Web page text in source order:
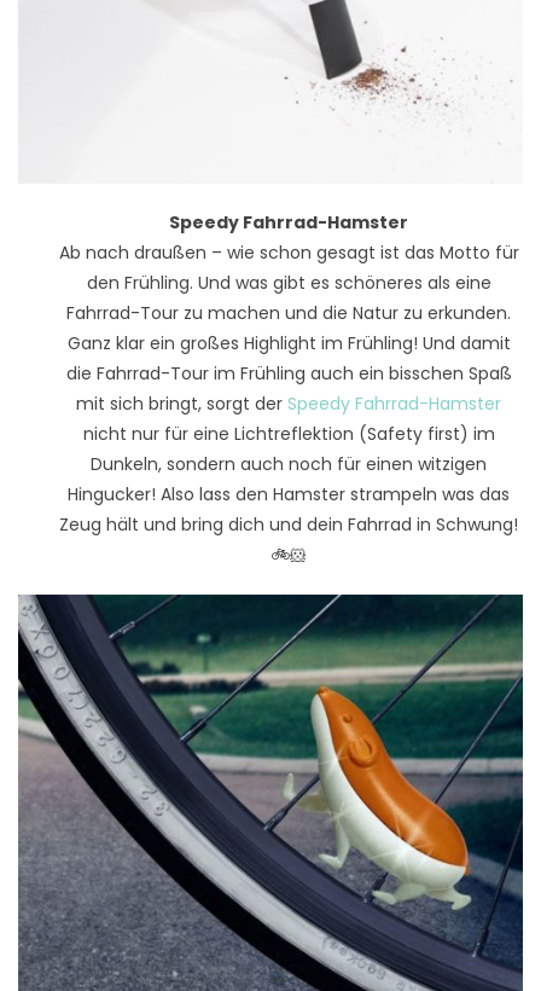
Speedy Fahrrad-Hamster
Ab nach draußen – wie schon gesagt ist das Motto für
den Frühling. Und was gibt es schöneres als eine
Fahrrad-Tour zu machen und die Natur zu erkunden.
Ganz klar ein großes Highlight im Frühling! Und damit
die Fahrrad-Tour im Frühling auch ein bisschen Spaß
mit sich bringt, sorgt der Speedy Fahrrad-Hamster
nicht nur für eine Lichtreflektion (Safety first) im
Dunkeln, sondern auch noch für einen witzigen
Hingucker! Also lass den Hamster strampeln was das
Zeug hält und bring dich und dein Fahrrad in Schwung!
🚲🐹